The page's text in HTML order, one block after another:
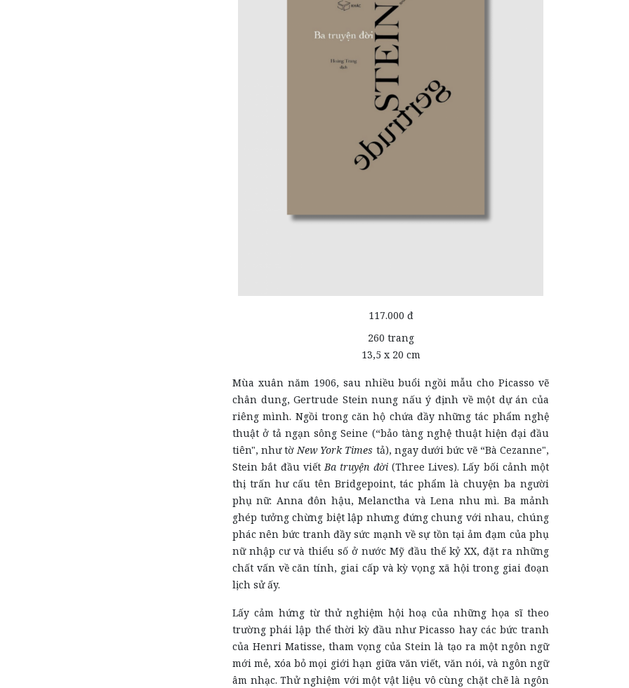
117.000 đ
260 trang
13,5 x 20 cm
Mùa xuân năm 1906, sau nhiều buổi ngồi mẫu cho Picasso vẽ
chân dung, Gertrude Stein nung nấu ý định về một dự án của
riêng mình. Ngồi trong căn hộ chứa đầy những tác phẩm nghệ
thuật ở tả ngạn sông Seine (“bảo tàng nghệ thuật hiện đại đầu
tiên", như tờ New York Times tả), ngay dưới bức vẽ “Bà Cezanne",
Stein bắt đầu viết Ba truyện đời(Three Lives). Lấy bối cảnh một
thị trấn hư cấu tên Bridgepoint, tác phẩm là chuyện ba người
phụ nữ: Anna đôn hậu, Melanctha và Lena nhu mì. Ba mảnh
ghép tưởng chừng biệt lập nhưng đứng chung với nhau, chúng
phác nên bức tranh đầy sức mạnh về sự tồn tại ảm đạm của phụ
nữ nhập cư và thiểu số ở nước Mỹ đầu thế kỷ XX, đặt ra những
chất vấn về căn tính, giai cấp và kỳ vọng xã hội trong giai đoạn
lịch sử ấy.
Lấy cảm hứng từ thử nghiệm hội hoạ của những họa sĩ theo
trường phái lập thể thời kỳ đầu như Picasso hay các bức tranh
của Henri Matisse, tham vọng của Stein là tạo ra một ngôn ngữ
mới mẻ, xóa bỏ mọi giới hạn giữa văn viết, văn nói, và ngôn ngữ
âm nhạc. Thử nghiệm với một vật liệu vô cùng chặt chẽ là ngôn